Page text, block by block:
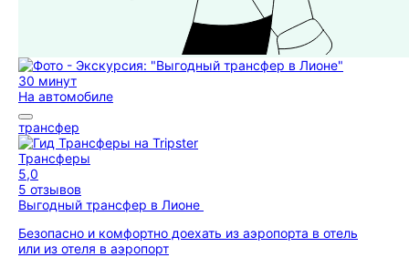
30 минут
На автомобиле
трансфер
Трансферы
5,0
5 отзывов
Выгодный трансфер в Лионе
Безопасно и комфортно доехать из аэропорта в отель
или из отеля в аэропорт